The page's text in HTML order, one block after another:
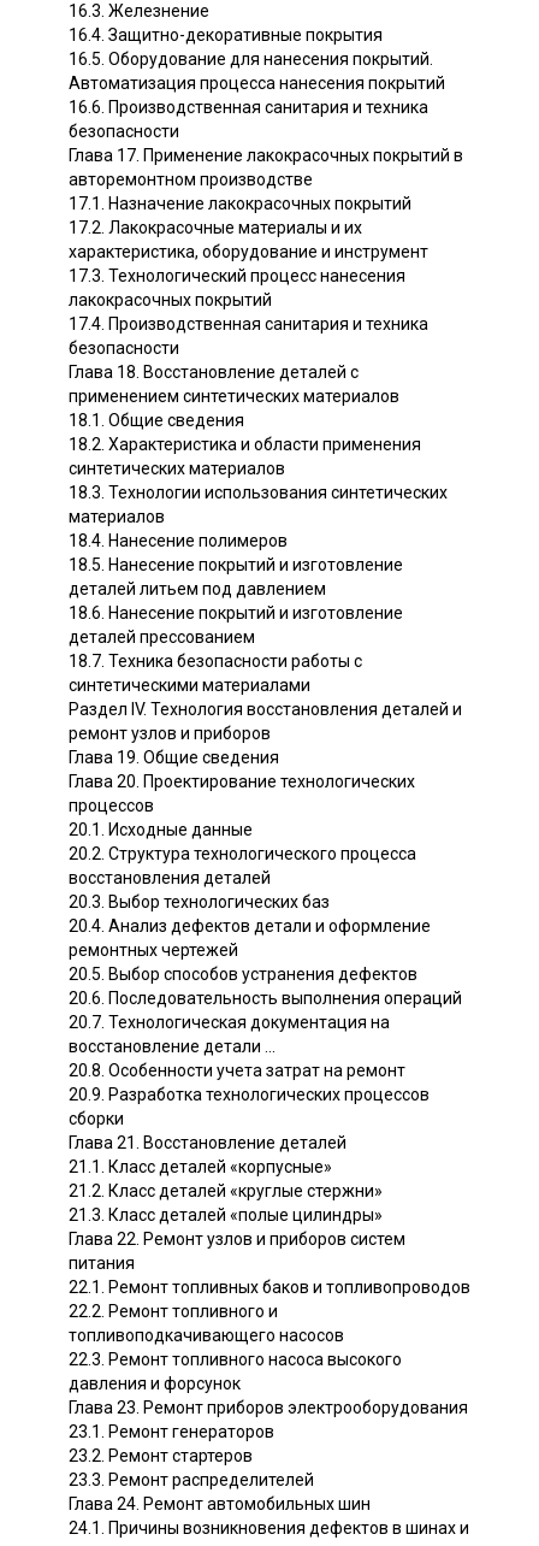
16.3. Железнение
16.4. Защитно-декоративные покрытия
16.5. Оборудование для нанесения покрытий.
Автоматизация процесса нанесения покрытий
16.6. Производственная санитария и техника
безопасности
Глава 17. Применение лакокрасочных покрытий в
авторемонтном производстве
17.1. Назначение лакокрасочных покрытий
17.2. Лакокрасочные материалы и их
характеристика, оборудование и инструмент
17.3. Технологический процесс нанесения
лакокрасочных покрытий
17.4. Производственная санитария и техника
безопасности
Глава 18. Восстановление деталей с
применением синтетических материалов
18.1. Общие сведения
18.2. Характеристика и области применения
синтетических материалов
18.3. Технологии использования синтетических
материалов
18.4. Нанесение полимеров
18.5. Нанесение покрытий и изготовление
деталей литьем под давлением
18.6. Нанесение покрытий и изготовление
деталей прессованием
18.7. Техника безопасности работы с
синтетическими материалами
Раздел IV. Технология восстановления деталей и
ремонт узлов и приборов
Глава 19. Общие сведения
Глава 20. Проектирование технологических
процессов
20.1. Исходные данные
20.2. Структура технологического процесса
восстановления деталей
20.3. Выбор технологических баз
20.4. Анализ дефектов детали и оформление
ремонтных чертежей
20.5. Выбор способов устранения дефектов
20.6. Последовательность выполнения операций
20.7. Технологическая документация на
восстановление детали ...
20.8. Особенности учета затрат на ремонт
20.9. Разработка технологических процессов
сборки
Глава 21. Восстановление деталей
21.1. Класс деталей «корпусные»
21.2. Класс деталей «круглые стержни»
21.3. Класс деталей «полые цилиндры»
Глава 22. Ремонт узлов и приборов систем
питания
22.1. Ремонт топливных баков и топливопроводов
22.2. Ремонт топливного и
топливоподкачивающего насосов
22.3. Ремонт топливного насоса высокого
давления и форсунок
Глава 23. Ремонт приборов электрооборудования
23.1. Ремонт генераторов
23.2. Ремонт стартеров
23.3. Ремонт распределителей
Глава 24. Ремонт автомобильных шин
24.1. Причины возникновения дефектов в шинах и